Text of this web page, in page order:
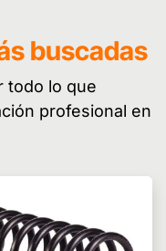
buscadas
todo lo que
profesional en